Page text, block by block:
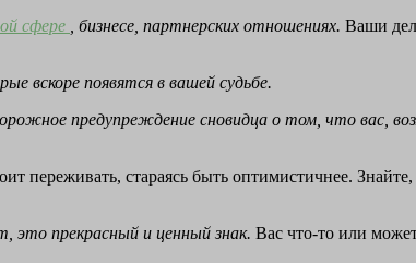
сфере , бизнесе, партнерских отношениях. Ваши
вскоре появятся в вашей судьбе.
предупреждение сновидца о том, что вас,
переживать, стараясь быть оптимистичнее.
это прекрасный и ценный знак. Вас что-то или